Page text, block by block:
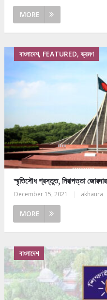
MORE
বাংলাদেশ, FEATURED, ভ্রমণ
স্মৃতিসৌধ প্রস্তুত, নিরাপত্তা জোরদার
December 15, 2021 akhaura
MORE
বাংলাদেশ